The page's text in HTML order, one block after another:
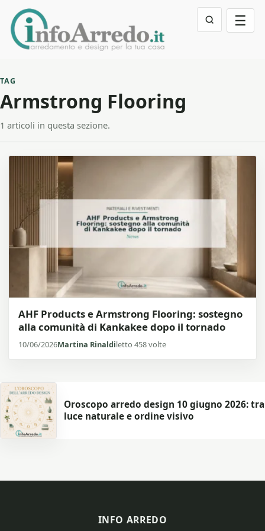
☰
TAG
Armstrong Flooring
1 articoli in questa sezione.
AHF Products e Armstrong Flooring: sostegno
alla comunità di Kankakee dopo il tornado
10/06/2026Martina Rinaldiletto 458 volte
Oroscopo arredo design 10 giugno 2026: tra
luce naturale e ordine visivo
INFO ARREDO